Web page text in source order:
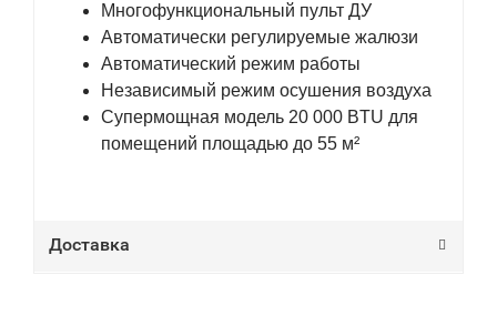
Многофункциональный пульт ДУ
Автоматически регулируемые жалюзи
Автоматический режим работы
Независимый режим осушения воздуха
Супермощная модель 20 000 BTU для
помещений площадью до 55 м²
Доставка